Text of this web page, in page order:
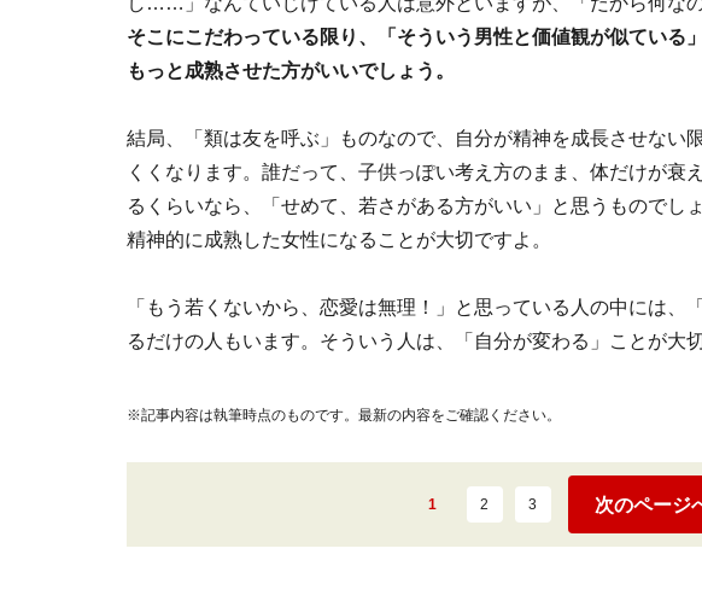
そこにこだわっている限り、「そういう男性と価値観が似ている
もっと成熟させた方がいいでしょう。
結局、「類は友を呼ぶ」ものなので、自分が精神を成長させない
くくなります。誰だって、子供っぽい考え方のまま、体だけが衰
るくらいなら、「せめて、若さがある方がいい」と思うものでし
精神的に成熟した女性になることが大切ですよ。
「もう若くないから、恋愛は無理！」と思っている人の中には、
るだけの人もいます。そういう人は、「自分が変わる」ことが大
※記事内容は執筆時点のものです。最新の内容をご確認ください。
1 2 3 次のページ